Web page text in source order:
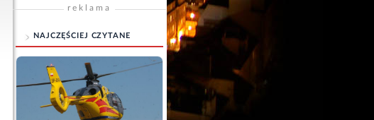
reklama
NAJCZĘŚCIEJ CZYTANE